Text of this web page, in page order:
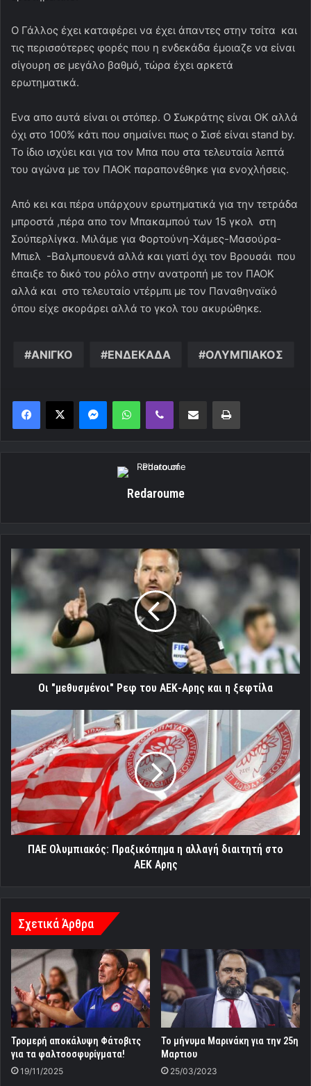
Ο Γάλλος έχει καταφέρει να έχει άπαντες στην τσίτα και
τις περισσότερες φορές που η ενδεκάδα έμοιαζε να είναι
σίγουρη σε μεγάλο βαθμό, τώρα έχει αρκετά
ερωτηματικά.
Ενα απο αυτά είναι οι στόπερ. Ο Σωκράτης είναι ΟΚ αλλά
όχι στο 100% κάτι που σημαίνει πως ο Σισέ είναι stand by.
To ίδιο ισχύει και για τον Μπα που στα τελευταία λεπτά
του αγώνα με τον ΠΑΟΚ παραπονέθηκε για ενοχλήσεις.
Από κει και πέρα υπάρχουν ερωτηματικά για την τετράδα
μπροστά ,πέρα απο τον Μπακαμπού των 15 γκολ στη
Σούπερλίγκα. Μιλάμε για Φορτούνη-Χάμες-Mασούρα-
Μπιελ -Βαλμπουενά αλλά και γιατί όχι τον Βρουσάι που
έπαιξε το δικό του ρόλο στην ανατροπή με τον ΠΑΟΚ
αλλά και στο τελευταίο ντέρμπι με τον Παναθηναϊκό
όπου είχε σκοράρει αλλά το γκολ του ακυρώθηκε.
ΑΝΙΓΚΟ ΕΝΔΕΚΑΔΑ ΟΛΥΜΠΙΑΚΟΣ
MessengerWhatsAppViber Κοινοποίηση μέσω ηλεκτρονικού ταχυδρομείουΕκτύπωση
Redaroume
"μεθυσμένοι"
του
ΑΕΚ-
και
η
ξεφτίλα
Οι "μεθυσμένοι" Ρεφ του ΑΕΚ-Αρης και η ξεφτίλα
ΠΑΕ
Ολυμπιακός:
Πραξικόπημα
η
αλλαγή
διαιτητή
στο
ΑΕΚ
Αρης
ΠΑΕ Ολυμπιακός: Πραξικόπημα η αλλαγή διαιτητή στο
ΑΕΚ Αρης
Σχετικά Άρθρα
Τρομερή αποκάλυψη Φάτοβιτς
για τα φαλτσοσφυρίγματα!
19/11/2025
Το μήνυμα Μαρινάκη για την 25η
Μαρτιου
25/03/2023